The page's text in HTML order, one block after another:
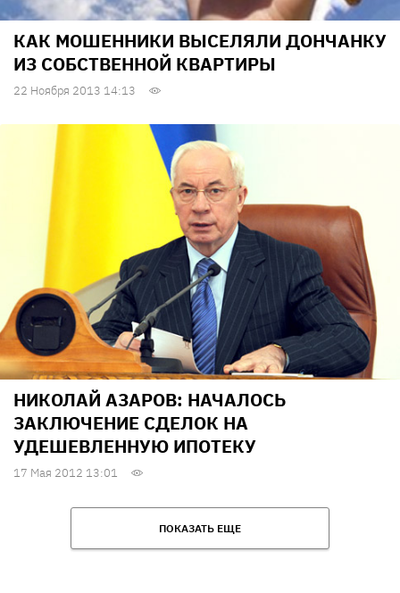
КАК МОШЕННИКИ ВЫСЕЛЯЛИ ДОНЧАНКУ
ИЗ СОБСТВЕННОЙ КВАРТИРЫ
22 Ноября 2013 14:13
НИКОЛАЙ АЗАРОВ: НАЧАЛОСЬ
ЗАКЛЮЧЕНИЕ СДЕЛОК НА
УДЕШЕВЛЕННУЮ ИПОТЕКУ
17 Мая 2012 13:01
ПОКАЗАТЬ ЕЩЕ